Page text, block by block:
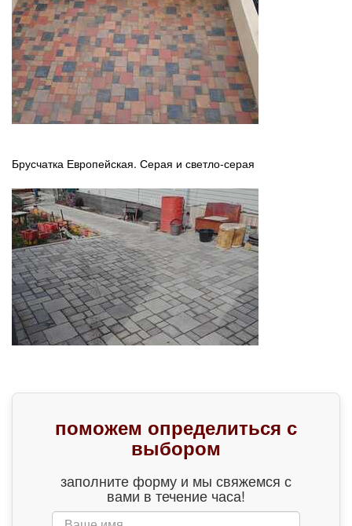
Брусчатка Европейская. Серая и светло-серая
поможем определиться с
выбором
заполните форму и мы свяжемся с
вами в течение часа!